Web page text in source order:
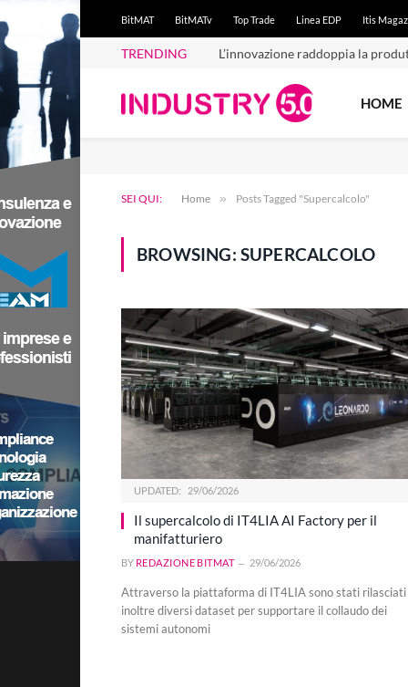
BitMAT BitMATv Top Trade Linea EDP Itis
TRENDING L’innovazione raddoppia la
HOME
SEI QUI: Home » Posts Tagged "Supercalcolo"
BROWSING: SUPERCALCOLO
UPDATED: 29/06/2026
Il supercalcolo di IT4LIA AI Factory per il
manifatturiero
BY REDAZIONE BITMAT 29/06/2026
Attraverso la piattaforma di IT4LIA sono stati rilasciati
inoltre diversi dataset per supportare il collaudo dei
sistemi autonomi